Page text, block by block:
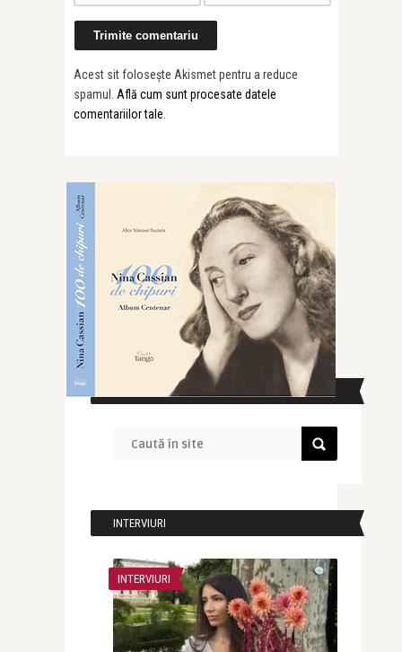
Acest sit folosește Akismet pentru a reduce
spamul. Află cum sunt procesate datele
comentariilor tale
CAUTĂ ÎN SITE
INTERVIURI
INTERVIURI